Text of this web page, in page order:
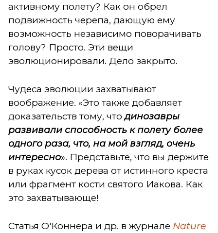
активному полету? Как он обрел
подвижность черепа, дающую ему
возможность независимо поворачивать
голову? Просто. Эти вещи
эволюционировали. Дело закрыто.
Чудеса эволюции захватывают
воображение. «Это также добавляет
доказательств тому, чтодинозавры
развивали способность к полету более
одного раза, что, на мой взгляд, очень
интересно». Представьте, что вы держите
в руках кусок дерева от истинного креста
или фрагмент кости святого Иакова. Как
это захватывающе!
Статья О'Коннера и др. в журнале Nature